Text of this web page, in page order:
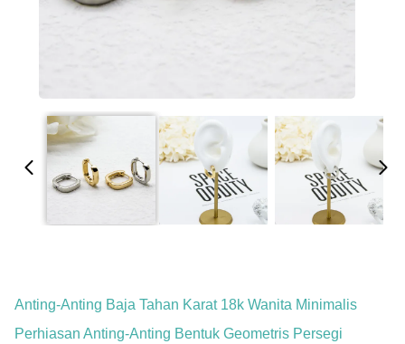
Anting-Anting Baja Tahan Karat 18k Wanita Minimalis
Perhiasan Anting-Anting Bentuk Geometris Persegi